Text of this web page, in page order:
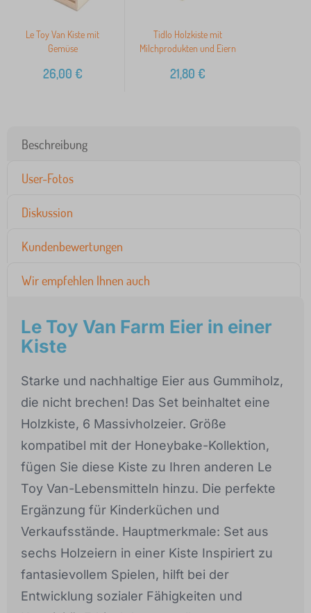
Le Toy Van Kiste mit
Gemüse
26,00 €
Tidlo Holzkiste mit
Milchprodukten und Eiern
21,80 €
Beschreibung
User-Fotos
Diskussion
Kundenbewertungen
Wir empfehlen Ihnen auch
Le Toy Van Farm Eier in einer
Kiste
Starke und nachhaltige Eier aus Gummiholz,
die nicht brechen! Das Set beinhaltet eine
Holzkiste, 6 Massivholzeier. Größe
kompatibel mit der Honeybake-Kollektion,
fügen Sie diese Kiste zu Ihren anderen Le
Toy Van-Lebensmitteln hinzu. Die perfekte
Ergänzung für Kinderküchen und
Verkaufsstände. Hauptmerkmale: Set aus
sechs Holzeiern in einer Kiste Inspiriert zu
fantasievollem Spielen, hilft bei der
Entwicklung sozialer Fähigkeiten und